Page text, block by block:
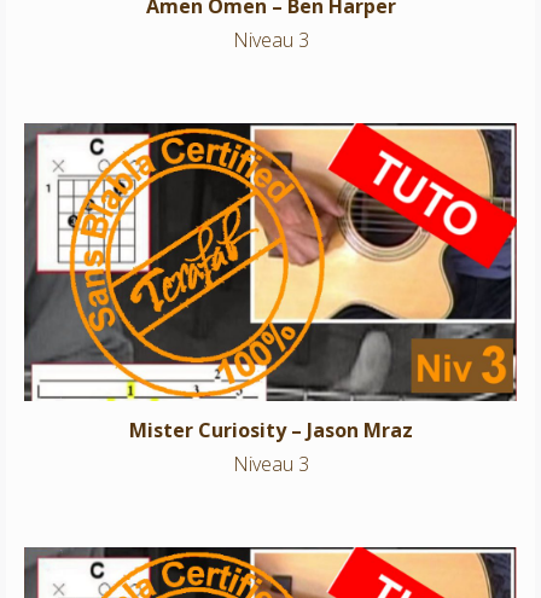
Amen Omen – Ben Harper
Niveau 3
Mister Curiosity – Jason Mraz
Niveau 3
Mister Curiosity – Jason Mraz
Niveau 3